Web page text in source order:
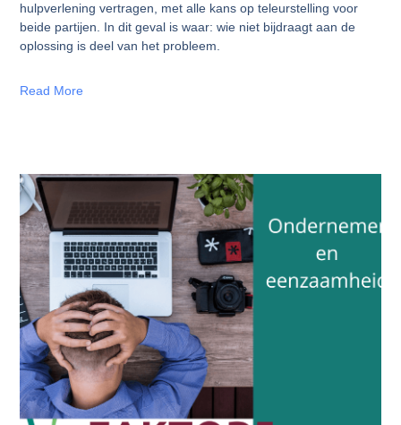
hulpverlening vertragen, met alle kans op teleurstelling voor
beide partijen. In dit geval is waar: wie niet bijdraagt aan de
oplossing is deel van het probleem.
Read More